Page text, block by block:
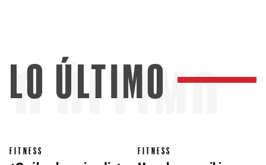
ÚLTIMO
LO ÚLTIMO
FITNESS FITNESS